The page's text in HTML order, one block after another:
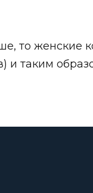
то женские
таким